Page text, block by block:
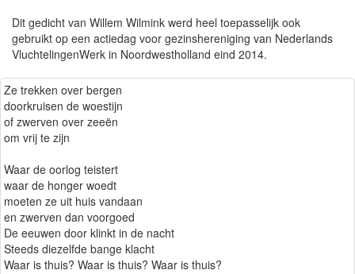
Dit gedicht van Willem Wilmink werd heel toepasselijk ook
gebruikt op een actiedag voor gezinshereniging van Nederlands
VluchtelingenWerk in Noordwestholland eind 2014.
Ze trekken over bergen
doorkruisen de woestijn
of zwerven over zeeën
om vrij te zijn
Waar de oorlog teistert
waar de honger woedt
moeten ze uit huis vandaan
en zwerven dan voorgoed
De eeuwen door klinkt in de nacht
Steeds diezelfde bange klacht
Waar is thuis? Waar is thuis? Waar is thuis?